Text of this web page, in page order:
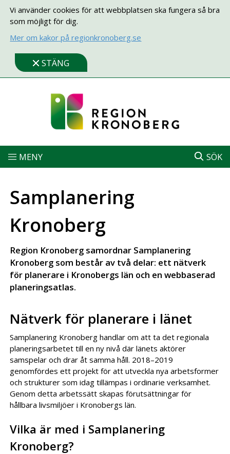
Vi använder cookies för att webbplatsen ska fungera så bra
som möjligt för dig.
Mer om kakor på regionkronoberg.se
STÄNG
MENY SÖK
Samplanering
Kronoberg
Region Kronoberg samordnar Samplanering
Kronoberg som består av två delar: ett nätverk
för planerare i Kronobergs län och en webbaserad
planeringsatlas.
Nätverk för planerare i länet
Samplanering Kronoberg handlar om att ta det regionala
planeringsarbetet till en ny nivå där länets aktörer
samspelar och drar åt samma håll. 2018–2019
genomfördes ett projekt för att utveckla nya arbetsformer
och strukturer som idag tillämpas i ordinarie verksamhet.
Genom detta arbetssätt skapas förutsättningar för
hållbara livsmiljöer i Kronobergs län.
Vilka är med i Samplanering
Kronoberg?